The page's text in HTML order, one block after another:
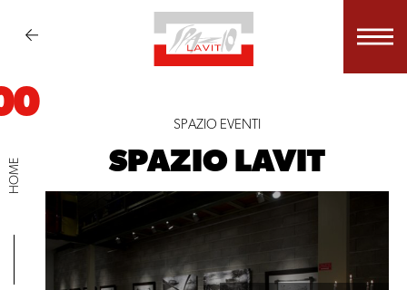
HOME
SPAZIO EVENTI
SPAZIO LAVIT